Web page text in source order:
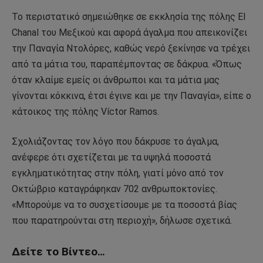
Το περιστατικό σημειώθηκε σε εκκλησία της πόλης El
Chanal του Μεξικού και αφορά άγαλμα που απεικονίζει
την Παναγία Ντολόρες, καθώς νερό ξεκίνησε να τρέχει
από τα μάτια του, παραπέμποντας σε δάκρυα. «Όπως
όταν κλαίμε εμείς οι άνθρωποι και τα μάτια μας
γίνονται κόκκινα, έτσι έγινε και με την Παναγία», είπε ο
κάτοικος της πόλης Víctor Ramos.
Σχολιάζοντας τον λόγο που δάκρυσε το άγαλμα,
ανέφερε ότι σχετίζεται με τα υψηλά ποσοστά
εγκληματικότητας στην πόλη, γιατί μόνο από τον
Οκτώβριο καταγράφηκαν 702 ανθρωποκτονίες.
«Μπορούμε να το συσχετίσουμε με τα ποσοστά βίας
που παρατηρούνται στη περιοχή», δήλωσε σχετικά.
Δείτε το Βίντεο…